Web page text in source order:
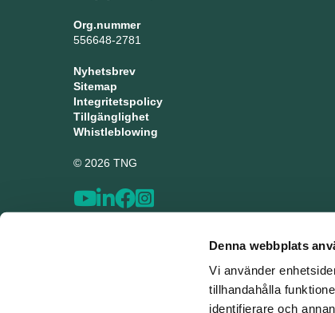
Denna webbplats
Vi använder
tillhandahålla
identifierare och
Org.nummer
556648-2781
Nyhetsbrev
Sitemap
Integritetspolicy
Tillgänglighet
Whistleblowing
© 2026 TNG